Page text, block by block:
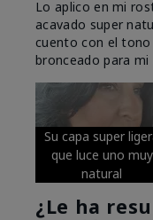
Lo aplico en mi
acavado super
cuento con el
bronceado para mi
Su capa super
que luce uno muy
natural
¿Le ha